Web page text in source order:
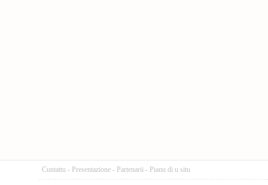
Cuntattu - Presentazione - Partenarii - Pianu di u situ